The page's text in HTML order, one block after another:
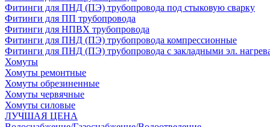
Фитинги для ПНД (ПЭ) трубопровода под стыковую сварку
Фитинги для ПП трубопровода
Фитинги для НПВХ трубопровода
Фитинги для ПНД (ПЭ) трубопровода компрессионные
Фитинги для ПНД (ПЭ) трубопровода с закладными эл.
Хомуты
Хомуты ремонтные
Хомуты обрезиненные
Хомуты червячные
Хомуты силовые
ЛУЧШАЯ ЦЕНА